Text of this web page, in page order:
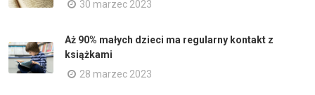
30 marzec 2023
Aż 90% małych dzieci ma regularny kontakt z
książkami
28 marzec 2023